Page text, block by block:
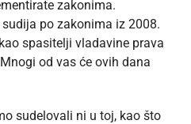
zakonima.
po zakonima iz 2008.
spasitelji vladavine prava
od vas će ovih dana
sudelovali ni u toj, kao što